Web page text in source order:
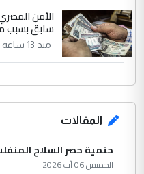
الأمن
سابق بسبب
منذ 13 ساعة
المقالات
حتمية حصر السلاح
الخميس 06 آب 2026